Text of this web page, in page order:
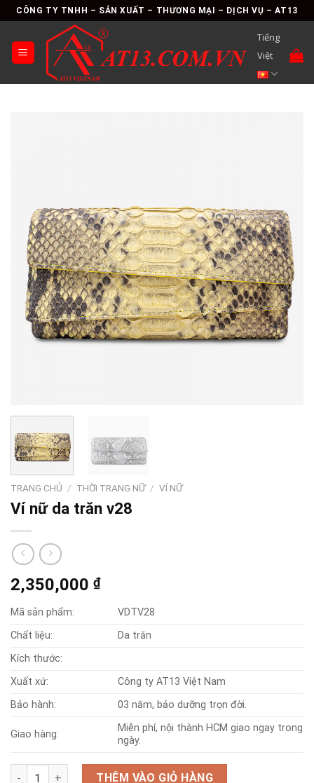
Skip
to
content
CÔNG TY TNHH – SẢN XUẤT – THƯƠNG MẠI – DỊCH VỤ – AT13
Tiếng
Việt
TRANG CHỦ / THỜI TRANG NỮ / VÍ NỮ
Ví nữ da trăn v28
2,350,000 ₫
Mã sản phẩm:
VDTV28
Chất liệu:
Da trăn
Kích thước:
Xuất xứ:
Công ty AT13 Việt Nam
Bảo hành:
03 năm, bảo dưỡng trọn đời.
Giao hàng:
Miễn phí, nội thành HCM giao ngay trong
ngày.
Ví nữ da trăn v28 số lượngTHÊM VÀO GIỎ HÀNG